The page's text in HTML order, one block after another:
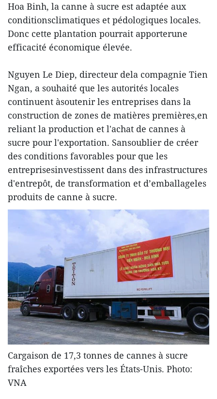
Hoa Binh, la canne à sucre est adaptée aux
conditionsclimatiques et pédologiques locales.
Donc cette plantation pourrait apporterune
efficacité économique élevée.
Nguyen Le Diep, directeur dela compagnie Tien
Ngan, a souhaité que les autorités locales
continuent àsoutenir les entreprises dans la
construction de zones de matières premières,en
reliant la production et l'achat de cannes à
sucre pour l'exportation. Sansoublier de créer
des conditions favorables pour que les
entreprisesinvestissent dans des infrastructures
d'entrepôt, de transformation et d’emballageles
produits de canne à sucre.
Cargaison de 17,3 tonnes de cannes à sucre
fraîches exportées vers les États-Unis. Photo:
VNA